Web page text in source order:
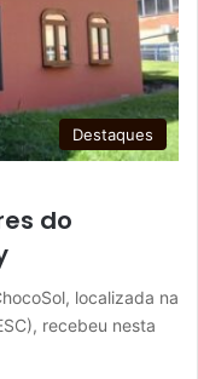
Destaques
do
localizada na
recebeu nesta